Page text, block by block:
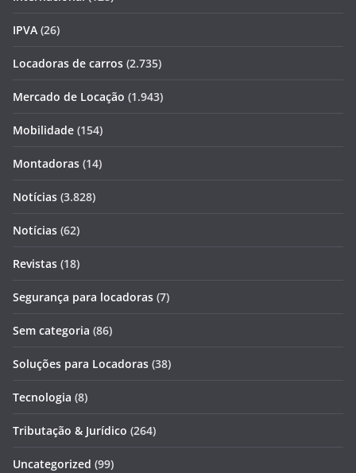
IPVA (26)
Locadoras de carros (2.735)
Mercado de Locação (1.943)
Mobilidade (154)
Montadoras (14)
Notícias (3.828)
Notícias (62)
Revistas (18)
Segurança para locadoras (7)
Sem categoria (86)
Soluções para Locadoras (38)
Tecnologia (8)
Tributação & Jurídico (264)
Uncategorized (99)